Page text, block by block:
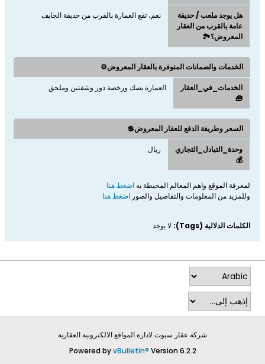
هل يوجد ملعب / حديقة
عامة بالقرب من العقار
المعروض؟🏞️
نعم، تقع العمارة بالقرب من حديقة الجايف
الخدمات والضمانات المتوفرة بالعقار المعروض⚙️
الخدمات_في_العقار
🧰
العمارة بصك ورخصة دور وشقتين وملحق
السعر وطريفة الدفع للعقار المعروض💲
وحدة_التبادل_التجاري
💰
ريال
لمعرفة الموقع واهم المعالم المحيطة بهاضغط هنا
وللمزيد من المعلومات والتفاصيل والصور اضغط هنا
الكلمات الدلالية (Tags): لا يوجد
شركة عقار سبوت لادارة المواقع الالكترونية العقارية
Powered byvBulletin® Version 6.2.2